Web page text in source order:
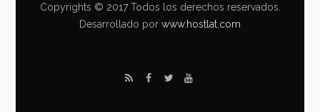
Copyrights © 2017 Todos los derechos reservados.
Desarrollado por www.hostlat.com
R
F
T
Y